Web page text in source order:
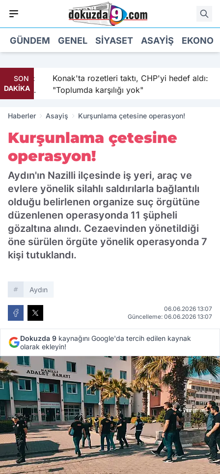
GÜNDEM GENEL SIYASET ASAYIŞ
SON
DAKİKA
kabul
Konak'ta rozetleri taktı, CHP'yi hedef aldı:
"Toplumda karşılığı yok"
Haberler Asayiş Kurşunlama çetesine operasyon!
Kurşunlama çetesine
operasyon!
Aydın'ın Nazilli ilçesinde iş yeri, araç ve
evlere yönelik silahlı saldırılarla bağlantılı
olduğu belirlenen organize suç örgütüne
düzenlenen operasyonda 11 şüpheli
gözaltına alındı. Cezaevinden yönetildiği
öne sürülen örgüte yönelik operasyonda 7
kişi tutuklandı.
Aydın
06.06.2026 13:07
Güncelleme: 06.06.2026 13:07
Dokuzda 9 kaynağını Google'da tercih edilen kaynak
olarak ekleyin!